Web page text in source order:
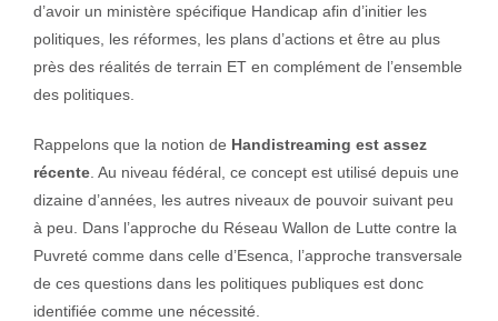
d’avoir un ministère spécifique Handicap afin d’initier les
politiques, les réformes, les plans d’actions et être au plus
près des réalités de terrain ET en complément de l’ensemble
des politiques.
Rappelons que la notion de Handistreaming est assez
récente. Au niveau fédéral, ce concept est utilisé depuis une
dizaine d’années, les autres niveaux de pouvoir suivant peu
à peu. Dans l’approche du Réseau Wallon de Lutte contre la
Puvreté comme dans celle d’Esenca, l’approche transversale
de ces questions dans les politiques publiques est donc
identifiée comme une nécessité.